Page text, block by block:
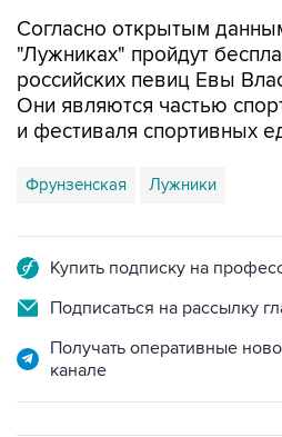
российских певиц Евы
Они являются частью
и фестиваля спортивных
Фрунзенская Лужники
Подписаться на рассылку
Получать оперативные